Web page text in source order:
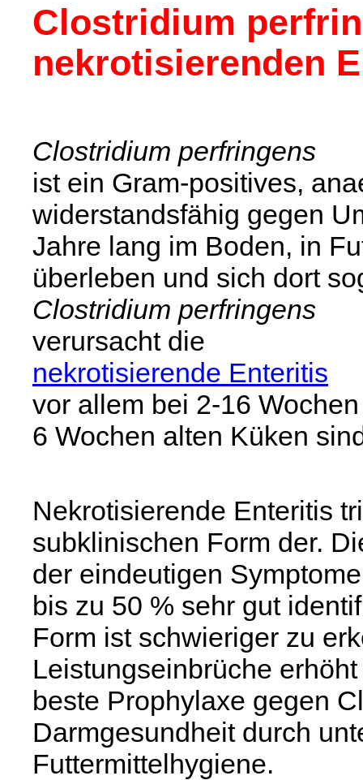
Clostridium
nekrotisierenden
Clostridium perfringens
ist ein Gram-positives,
widerstandsfähig gegen
Jahre lang im Boden, in
überleben und sich dort
Clostridium perfringens
verursacht die
nekrotisierende Enteritis
vor allem bei 2-16
6 Wochen alten Küken
Nekrotisierende Enteritis
subklinischen Form der.
der eindeutigen
bis zu 50 % sehr gut
Form ist schwieriger zu
Leistungseinbrüche
beste Prophylaxe gegen
Darmgesundheit durch
Futtermittelhygiene.